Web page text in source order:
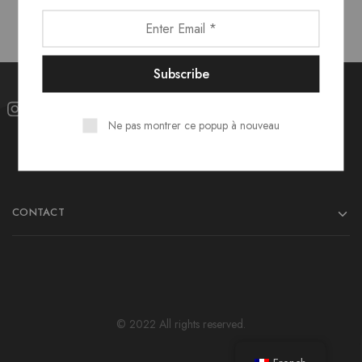
CONTACT
© 2022 All rights reserved.
Ne pas montrer ce popup à nouveau